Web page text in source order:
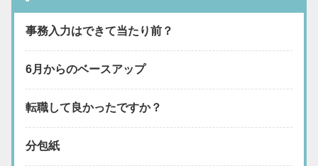
事務入力はできて当たり前？
6月からのベースアップ
転職して良かったですか？
分包紙